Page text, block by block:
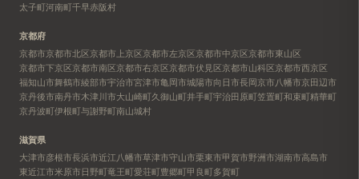
太子町河南町千早赤阪村
京都府
京都市京都市北区京都市上京区京都市左京区京都市中京区京都市東山区
京都市下京区京都市南区京都市右京区京都市伏見区京都市山科区京都市西京区
福知山市舞鶴市綾部市宇治市宮津市亀岡市城陽市向日市長岡京市八幡市京田辺市
京丹後市南丹市木津川市大山崎町久御山町井手町宇治田原町笠置町和束町精華町
京丹波町伊根町与謝野町南山城村
滋賀県
大津市彦根市長浜市近江八幡市草津市守山市栗東市甲賀市野洲市湖南市高島市
東近江市米原市日野町竜王町愛荘町豊郷町甲良町多賀町